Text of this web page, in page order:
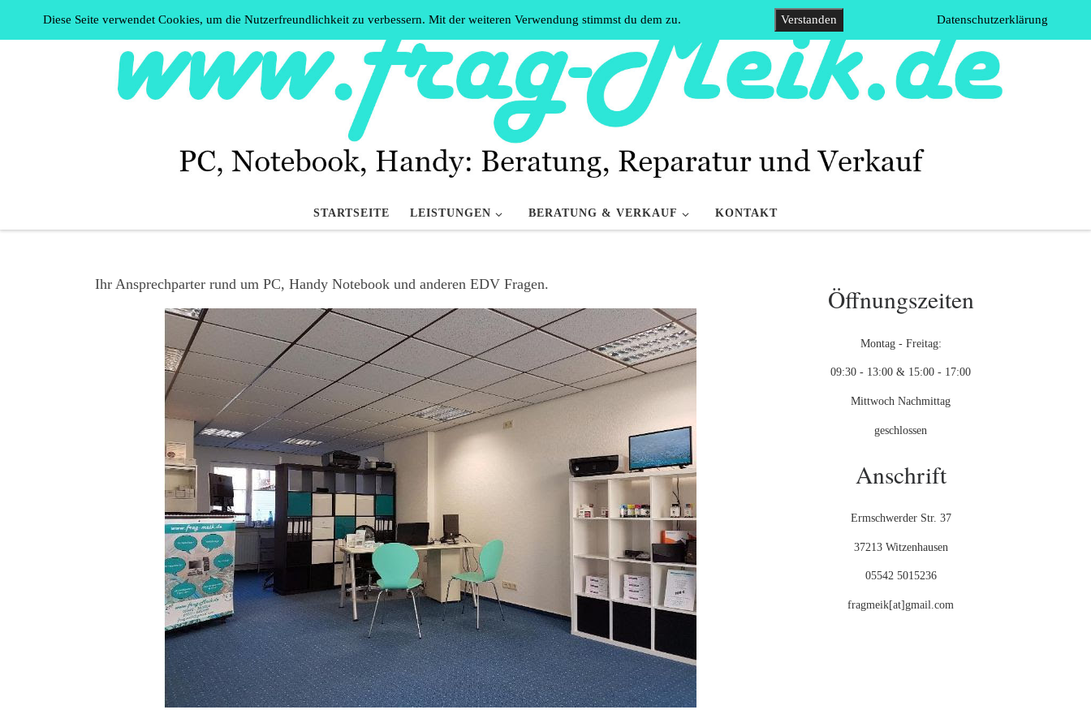
Zum Inhalt springen
STARTSEITE LEISTUNGEN BERATUNG & VERKAUF KONTAKT
Ihr Ansprechparter rund um PC, Handy Notebook und anderen EDV Fragen. Öffnungszeiten
Montag - Freitag:
09:30 - 13:00 & 15:00 - 17:00
Mittwoch Nachmittag
geschlossen
Anschrift
Ermschwerder Str. 37
37213 Witzenhausen
05542 5015236
fragmeik[at]gmail.com
Diese Seite verwendet Cookies, um die Nutzerfreundlichkeit zu verbessern. Mit der weiteren Verwendung stimmst du dem zu. Verstanden Datenschutzerklärung